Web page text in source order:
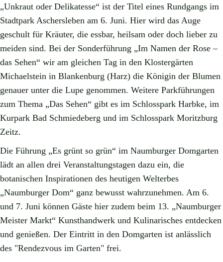
„Unkraut oder Delikatesse“ ist der Titel eines Rundgangs im
Stadtpark Aschersleben am 6. Juni. Hier wird das Auge
geschult für Kräuter, die essbar, heilsam oder doch lieber zu
meiden sind. Bei der Sonderführung „Im Namen der Rose –
das Sehen“ wir am gleichen Tag in den Klostergärten
Michaelstein in Blankenburg (Harz) die Königin der Blumen
genauer unter die Lupe genommen. Weitere Parkführungen
zum Thema „Das Sehen“ gibt es im Schlosspark Harbke, im
Kurpark Bad Schmiedeberg und im Schlosspark Moritzburg
Zeitz.
Die Führung „Es grünt so grün“ im Naumburger Domgarten
lädt an allen drei Veranstaltungstagen dazu ein, die
botanischen Inspirationen des heutigen Welterbes
„Naumburger Dom“ ganz bewusst wahrzunehmen. Am 6.
und 7. Juni können Gäste hier zudem beim 13. „Naumburger
Meister Markt“ Kunsthandwerk und Kulinarisches entdecken
und genießen. Der Eintritt in den Domgarten ist anlässlich
des "Rendezvous im Garten" frei.